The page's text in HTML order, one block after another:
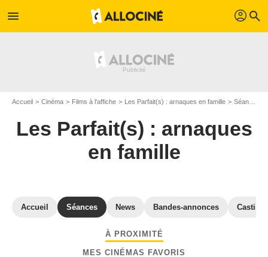
menu profil search
Accueil Cinéma Films à l'affiche Les Parfait(s) : arnaques en famille Séances "Les Parfait(s) : arnaques en famille" Haute-Loire
Les Parfait(s) : arnaques
en famille
Accueil Séances News Bandes-annonces Casting
À PROXIMITÉ
MES CINÉMAS FAVORIS